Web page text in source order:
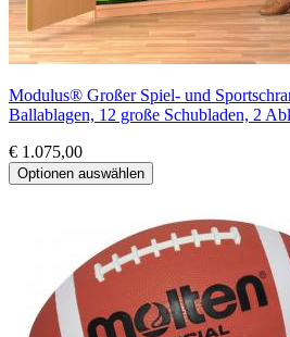
Modulus® Großer Spiel- und
Ballablagen, 12 große Schubladen, 2
€ 1.075,00